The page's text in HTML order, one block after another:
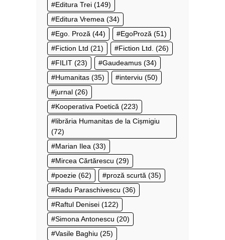
Editura Trei (149)
Editura Vremea (34)
Ego. Proză (44) EgoProză (51)
Fiction Ltd (21) Fiction Ltd. (26)
FILIT (23) Gaudeamus (34)
Humanitas (35) interviu (50)
jurnal (26)
Kooperativa Poetică (223)
librăria Humanitas de la Cișmigiu
(72)
Marian Ilea (33)
Mircea Cărtărescu (29)
poezie (62) proză scurtă (35)
Radu Paraschivescu (36)
Raftul Denisei (122)
Simona Antonescu (20)
Vasile Baghiu (25)